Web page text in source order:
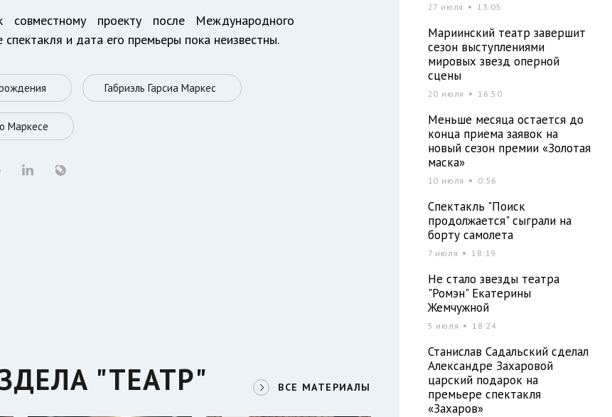
совместному проекту после Международного
и дата его премьеры пока неизвестны.
Габриэль Гарсиа Маркес
Маркесе
"ТЕАТР" ВСЕ МАТЕРИАЛЫ
27 июля 13:05
Мариинский театр завершит
сезон выступлениями
мировых звезд оперной
сцены
20 июля 16:50
Меньше месяца остается до
конца приема заявок на
новый сезон премии «Золотая
маска»
10 июля 0:56
Спектакль "Поиск
продолжается" сыграли на
борту самолета
7 июля 18:19
Не стало звезды театра
"Ромэн" Екатерины
Жемчужной
5 июля 18:24
Станислав Садальский сделал
Александре Захаровой
царский подарок на
премьере спектакля
«Захаров»